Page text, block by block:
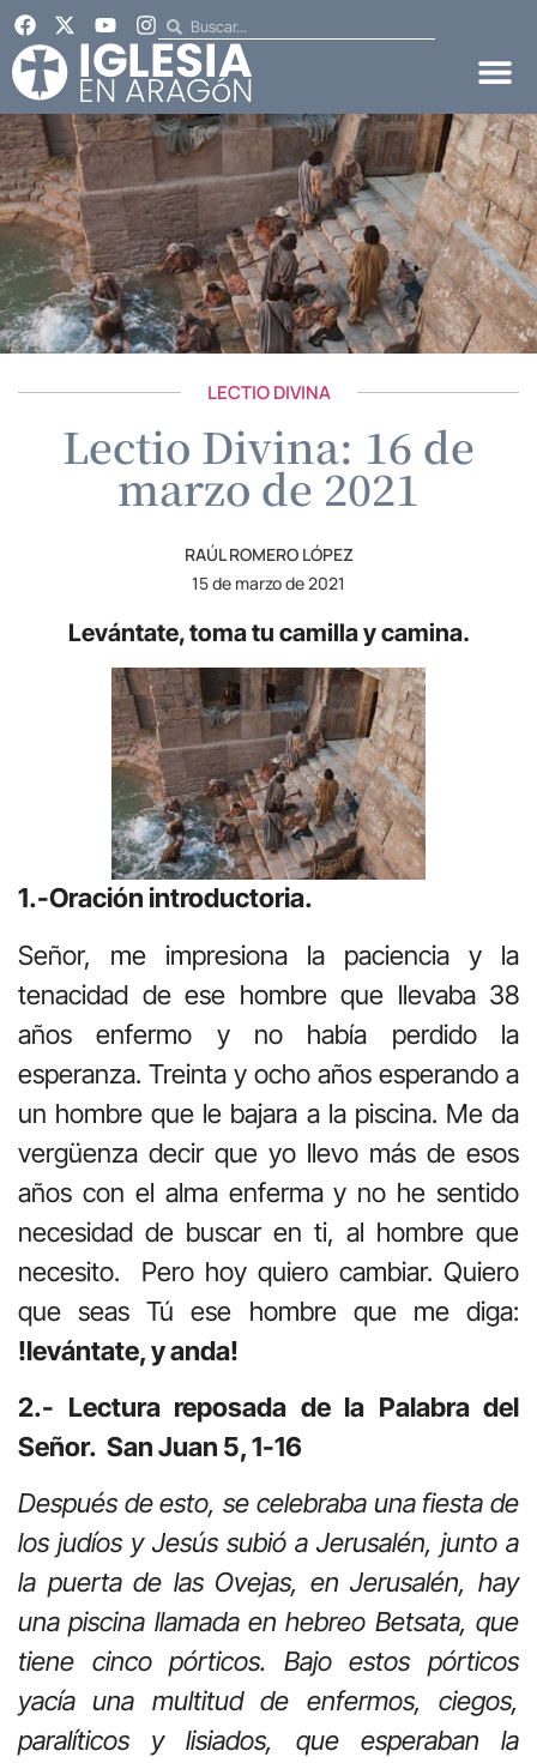
LECTIO DIVINA
Lectio Divina: 16 de
marzo de 2021
RAÚL ROMERO LÓPEZ
15 de marzo de 2021
Levántate, toma tu camilla y camina.
1.-Oración introductoria.
Señor, me impresiona la paciencia y la
tenacidad de ese hombre que llevaba 38
años enfermo y no había perdido la
esperanza. Treinta y ocho años esperando a
un hombre que le bajara a la piscina. Me da
vergüenza decir que yo llevo más de esos
años con el alma enferma y no he sentido
necesidad de buscar en ti, al hombre que
necesito. Pero hoy quiero cambiar. Quiero
que seas Tú ese hombre que me diga:
!levántate, y anda!
2.- Lectura reposada de la Palabra del
Señor. San Juan 5, 1-16
Después de esto, se celebraba una fiesta de
los judíos y Jesús subió a Jerusalén, junto a
la puerta de las Ovejas, en Jerusalén, hay
una piscina llamada en hebreo Betsata, que
tiene cinco pórticos. Bajo estos pórticos
yacía una multitud de enfermos, ciegos,
paralíticos y lisiados, que esperaban la